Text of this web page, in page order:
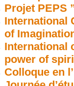
Projet PEPS
International
of
International
power of
Colloque en